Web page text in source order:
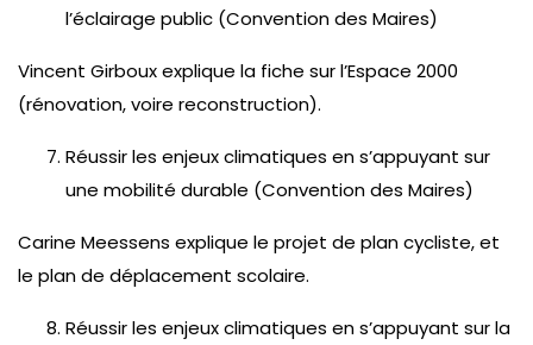
l’éclairage public (Convention des Maires)
Vincent Girboux explique la fiche sur l’Espace 2000
(rénovation, voire reconstruction).
Réussir les enjeux climatiques en s’appuyant sur
une mobilité durable (Convention des Maires)
Carine Meessens explique le projet de plan cycliste, et
le plan de déplacement scolaire.
Réussir les enjeux climatiques en s’appuyant sur la